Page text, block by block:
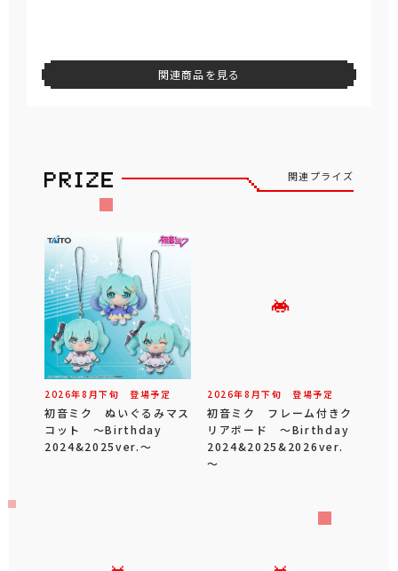
関連商品を見る
関連プライズ
2026年8 月下旬 登場予定
初音ミク ぬいぐるみマス
コット ～Birthday
2024&2025ver.～
2026年8 月下旬 登場予定
初音ミク フレーム付きク
リアボード ～Birthday
2024&2025&2026ver.
～